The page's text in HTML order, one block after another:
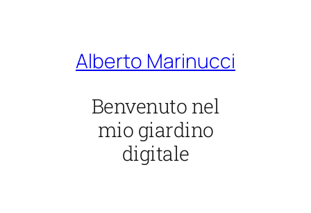
Alberto Marinucci
Benvenuto nel
mio giardino
digitale